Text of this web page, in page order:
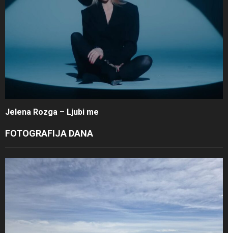
Jelena Rozga – Ljubi me
FOTOGRAFIJA DANA